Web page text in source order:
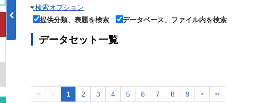
検索オプション
提供分類、表題を検索
データベース、ファイル内を検索
データセット一覧
<< < 1 2 3 4 5 6 7 8 9 > >>